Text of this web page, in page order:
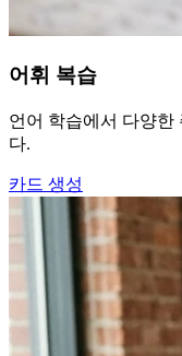
어휘 복습
언어 학습에서 다양한
다.
카드 생성